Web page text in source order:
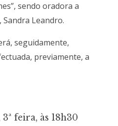
sendo oradora a
Leandro.
seguidamente,
previamente, a
feira, às 18h30